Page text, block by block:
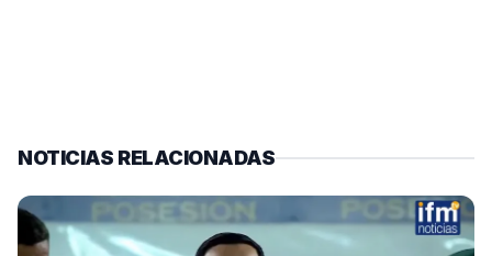
NOTICIAS RELACIONADAS